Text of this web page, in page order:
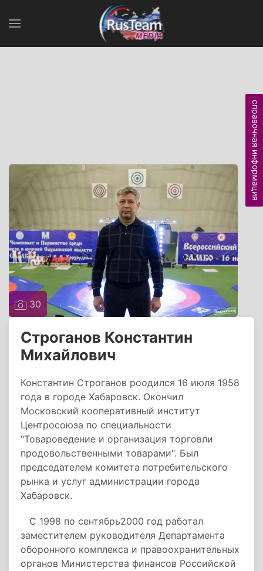
30
Строганов Константин
Михайлович
Константин Строганов роодился 16 июля 1958
года в городе Хабаровск. Окончил
Московский кооперативный институт
Центросоюза по специальности
"Товароведение и организация торговли
продовольственными товарами". Был
председателем комитета потребительского
рынка и услуг администрации города
Хабаровск.
С 1998 по сентябрь2000 год работал
заместителем руководителя Департамента
оборонного комплекса и правоохранительных
органов Министерства финансов Российской
справочная информация